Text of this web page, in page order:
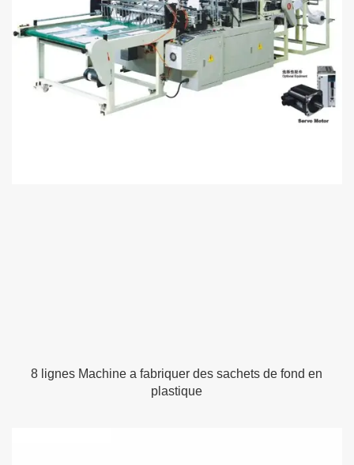
8 lignes Machine a fabriquer des sachets de fond en
plastique